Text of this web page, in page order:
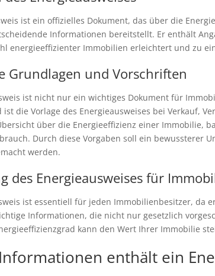
ist ein offizielles Dokument, das über die
Informationen bereitstellt. Er enthält
energieeffizienter Immobilien erleichtert und zu
Grundlagen und Vorschriften
ist nicht nur ein wichtiges Dokument für
ist die Vorlage des Energieausweises bei Verkauf,
über die Energieeffizienz einer Immobilie,
Durch diese Vorgaben soll ein bewussterer
werden.
des Energieausweises für
ist essentiell für jeden Immobilienbesitzer, da
Informationen, die nicht nur gesetzlich
kann den Wert Ihrer Immobilie
enthält ein